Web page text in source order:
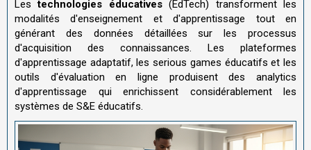
Lestechnologies éducatives(EdTech) transforment les
modalités d'enseignement et d'apprentissage tout en
générant des données détaillées sur les processus
d'acquisition des connaissances. Les plateformes
d'apprentissage adaptatif, les serious games éducatifs et les
outils d'évaluation en ligne produisent des analytics
d'apprentissage qui enrichissent considérablement les
systèmes de S&E éducatifs.